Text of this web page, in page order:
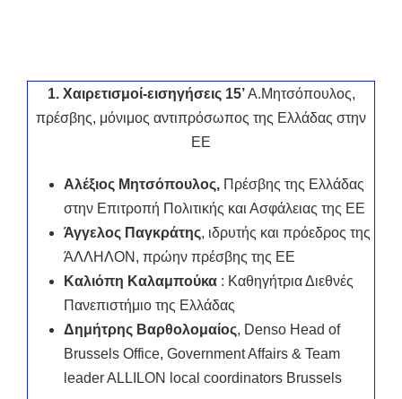
1. Χαιρετισμοί-εισηγήσεις 15’Α.Μητσόπουλος,
πρέσβης, μόνιμος αντιπρόσωπος της Ελλάδας στην
ΕΕ
Αλέξιος Μητσόπουλος, Πρέσβης της Ελλάδας
στην Επιτροπή Πολιτικής και Ασφάλειας της ΕΕ
Άγγελος Παγκράτης, ιδρυτής και πρόεδρος της
ΆΛΛΗΛΟΝ, πρώην πρέσβης της ΕΕ
Καλιόπη Καλαμπούκα: Καθηγήτρια Διεθνές
Πανεπιστήμιο της Ελλάδας
Δημήτρης Βαρθολομαίος, Denso Head of
Brussels Office, Government Affairs & Team
leader ALLILON local coordinators Brussels